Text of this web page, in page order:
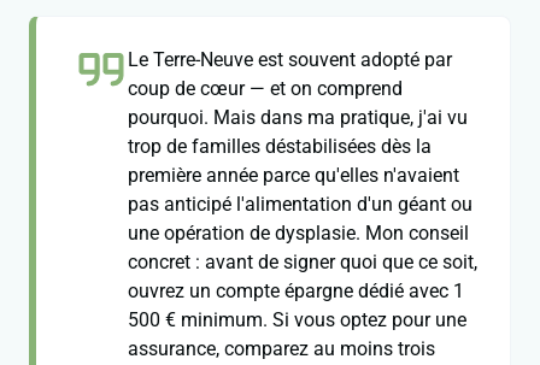
Le Terre-Neuve est souvent adopté par
coup de cœur — et on comprend
pourquoi. Mais dans ma pratique, j'ai vu
trop de familles déstabilisées dès la
première année parce qu'elles n'avaient
pas anticipé l'alimentation d'un géant ou
une opération de dysplasie. Mon conseil
concret : avant de signer quoi que ce soit,
ouvrez un compte épargne dédié avec 1
500 € minimum. Si vous optez pour une
assurance, comparez au moins trois